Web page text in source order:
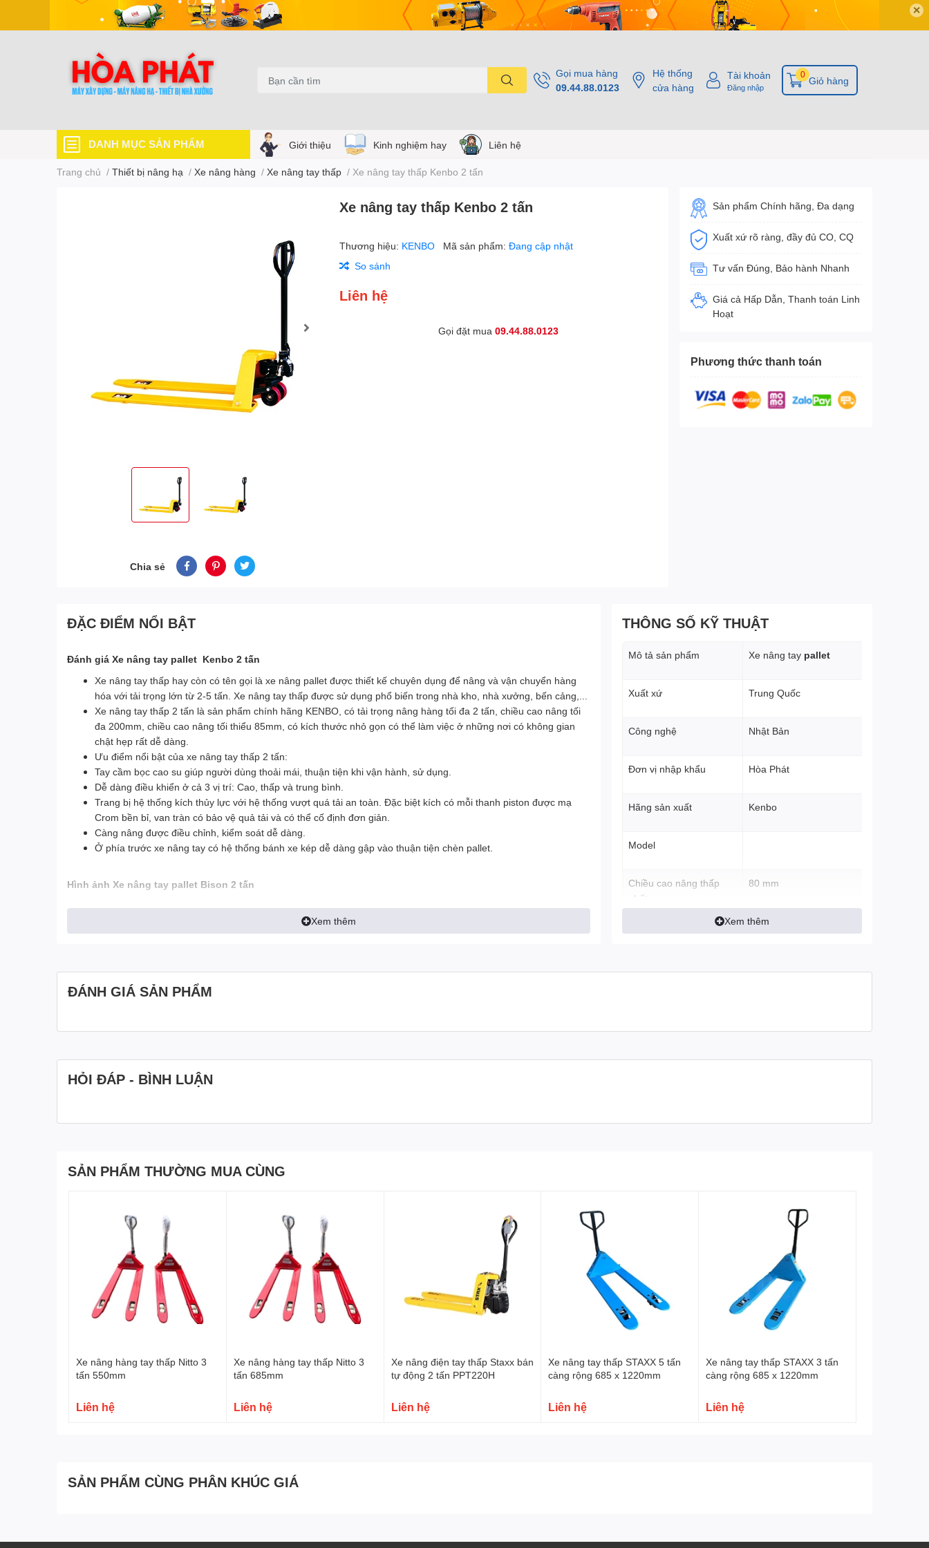
✕
Gọi mua hàng
09.44.88.0123
Hệ thống
cửa hàng
Tài khoản
Đăng nhập
Giỏ hàng
0
DANH MỤC SẢN PHẨM Giới thiệu Kinh nghiệm hay Liên hệ
Trang chủ / Thiết bị nâng hạ / Xe nâng hàng / Xe nâng tay thấp / Xe nâng tay thấp Kenbo 2 tấn
Chia sẻ
Xe nâng tay thấp Kenbo 2 tấn
Thương hiệu: KENBO Mã sản phẩm:Đang cập nhật
So sánh
Liên hệ
Gọi đặt mua09.44.88.0123
Sản phẩm Chính hãng, Đa dạng
Xuất xứ rõ ràng, đầy đủ CO, CQ
Tư vấn Đúng, Bảo hành Nhanh
Giá cả Hấp Dẫn, Thanh toán Linh
Hoạt
Phương thức thanh toán
ĐẶC ĐIỂM NỔI BẬT
Đánh giá Xe nâng tay pallet Kenbo 2 tấn
Xe nâng tay thấp hay còn có tên gọi là xe nâng pallet được thiết kế chuyên dụng để nâng và vận chuyển hàng
hóa với tải trọng lớn từ 2-5 tấn. Xe nâng tay thấp được sử dụng phổ biến trong nhà kho, nhà xưởng, bến cảng,...
Xe nâng tay thấp 2 tấn là sản phẩm chính hãng KENBO, có tải trọng nâng hàng tối đa 2 tấn, chiều cao nâng tối
đa 200mm, chiều cao nâng tối thiểu 85mm, có kích thước nhỏ gọn có thể làm việc ở những nơi có không gian
chật hẹp rất dễ dàng.
Ưu điểm nổi bật của xe nâng tay thấp 2 tấn:
Tay cầm bọc cao su giúp người dùng thoải mái, thuận tiện khi vận hành, sử dụng.
Dễ dàng điều khiển ở cả 3 vị trí: Cao, thấp và trung bình.
Trang bị hệ thống kích thủy lực với hệ thống vượt quá tải an toàn. Đặc biệt kích có mỗi thanh piston được mạ
Crom bền bỉ, van tràn có bảo vệ quả tải và có thể cố định đơn giản.
Càng nâng được điều chỉnh, kiểm soát dễ dàng.
Ở phía trước xe nâng tay có hệ thống bánh xe kép dễ dàng gập vào thuận tiện chèn pallet.
Hình ảnh Xe nâng tay pallet Bison 2 tấn
Xem thêm
THÔNG SỐ KỸ THUẬT
Mô tả sản phẩm Xe nâng tay pallet
Xuất xứ Trung Quốc
Công nghệ Nhật Bản
Đơn vị nhập khẩu Hòa Phát
Hãng sản xuất Kenbo
Model
Chiều cao nâng thấp
nhất
80 mm
Chiều cao nâng cao
190 mm
Xem thêm
ĐÁNH GIÁ SẢN PHẨM
HỎI ĐÁP - BÌNH LUẬN
SẢN PHẨM THƯỜNG MUA CÙNG
Xe nâng hàng tay thấp Nitto 3
tấn 550mm
Liên hệ
Xe nâng hàng tay thấp Nitto 3
tấn 685mm
Liên hệ
Xe nâng điện tay thấp Staxx bán
tự động 2 tấn PPT220H
Liên hệ
Xe nâng tay thấp STAXX 5 tấn
càng rộng 685 x 1220mm
Liên hệ
Xe nâng tay thấp STAXX 3 tấn
càng rộng 685 x 1220mm
Liên hệ
SẢN PHẨM CÙNG PHÂN KHÚC GIÁ